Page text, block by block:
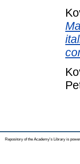
Repository of the Academy's Library is